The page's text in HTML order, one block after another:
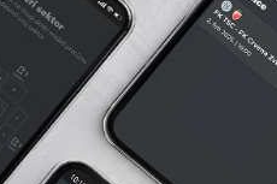
Mihály magyar
ünnepélyesen átadták a